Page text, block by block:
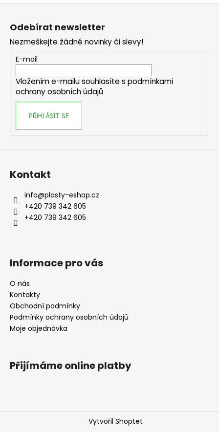
Z
Odebírat newsletter
Nezmeškejte žádné novinky či slevy!
E-mail
Vložením e-mailu souhlasíte s podmínkami
ochrany osobních údajů
PŘIHLÁSIT SE
Kontakt
info@plasty-eshop.cz
+420 739 342 605
+420 739 342 605
Informace pro vás
O nás
Kontakty
Obchodní podmínky
Podmínky ochrany osobních údajů
Moje objednávka
Přijímáme online platby
Vytvořil Shoptet